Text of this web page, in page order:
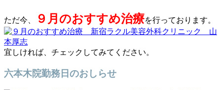
ただ今、 ９月のおすすめ治療を行っております。
宜しければ、チェックしてみてください。
六本木院勤務日のおしらせ